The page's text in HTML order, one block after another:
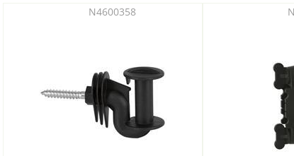
N4600358